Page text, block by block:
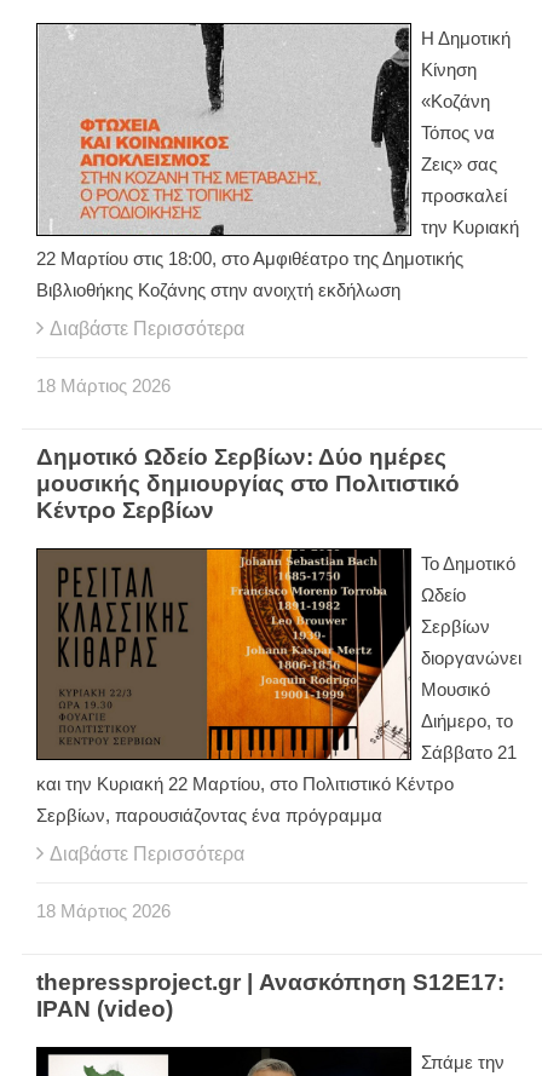
Η Δημοτική
Κίνηση
«Κοζάνη
Τόπος να
Ζεις» σας
προσκαλεί
την Κυριακή
22 Μαρτίου στις 18:00, στο Αμφιθέατρο της Δημοτικής
Βιβλιοθήκης Κοζάνης στην ανοιχτή εκδήλωση
Διαβάστε Περισσότερα
18 Μάρτιος 2026
Δημοτικό Ωδείο Σερβίων: Δύο ημέρες
μουσικής δημιουργίας στο Πολιτιστικό
Κέντρο Σερβίων
Το Δημοτικό
Ωδείο
Σερβίων
διοργανώνει
Μουσικό
Διήμερο, το
Σάββατο 21
και την Κυριακή 22 Μαρτίου, στο Πολιτιστικό Κέντρο
Σερβίων, παρουσιάζοντας ένα πρόγραμμα
Διαβάστε Περισσότερα
18 Μάρτιος 2026
thepressproject.gr | Ανασκόπηση S12E17:
ΙΡΑΝ (video)
Σπάμε την